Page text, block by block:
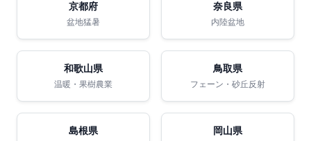
京都府
盆地猛暑
奈良県
内陸盆地
和歌山県
温暖・果樹農業
鳥取県
フェーン・砂丘反射
島根県 岡山県